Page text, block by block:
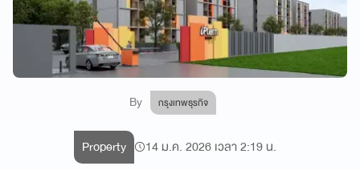
By กรุงเทพธุรกิจ
Property 14 ม.ค. 2026 เวลา 2:19 น.